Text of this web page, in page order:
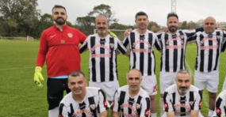
HAVA DURUMU
NÖBETÇI ECZANELER
NAMAZ VAKITLERI